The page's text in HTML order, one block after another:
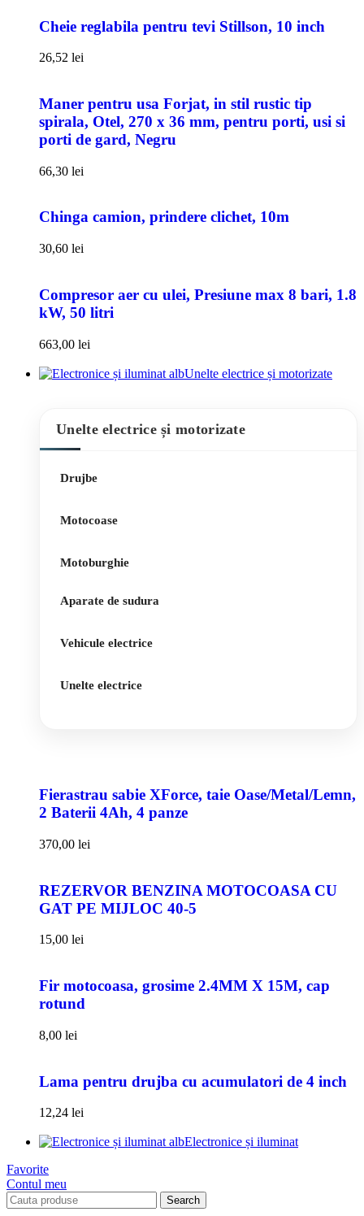
Cheie reglabila pentru tevi Stillson, 10 inch
26,52 lei
Maner pentru usa Forjat, in stil rustic tip
spirala, Otel, 270 x 36 mm, pentru porti, usi si
porti de gard, Negru
66,30 lei
Chinga camion, prindere clichet, 10m
30,60 lei
Compresor aer cu ulei, Presiune max 8 bari, 1.8
kW, 50 litri
663,00 lei
Unelte electrice și motorizate
Unelte electrice și motorizate
Drujbe
Motocoase
Motoburghie
Aparate de sudura
Vehicule electrice
Unelte electrice
Fierastrau sabie XForce, taie Oase/Metal/Lemn,
2 Baterii 4Ah, 4 panze
370,00 lei
REZERVOR BENZINA MOTOCOASA CU
GAT PE MIJLOC 40-5
15,00 lei
Fir motocoasa, grosime 2.4MM X 15M, cap
rotund
8,00 lei
Lama pentru drujba cu acumulatori de 4 inch
12,24 lei
Electronice și iluminat
Favorite
Contul meu
Search